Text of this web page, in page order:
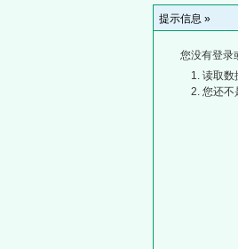
提示信息 »
您没有登录
读取数
您还不